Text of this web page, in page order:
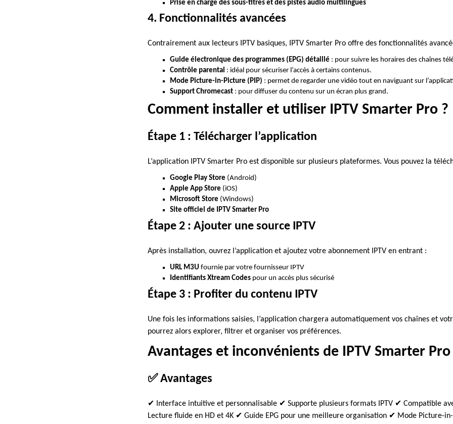
Prise en charge des sous-titres et des pistes audio multilingues
4. Fonctionnalités avancées
Contrairement aux lecteurs IPTV basiques, IPTV Smarter Pro offre des fonctionnalités
Guide électronique des programmes (EPG) détaillé : pour suivre les horaires des chaînes
Contrôle parental : idéal pour sécuriser l’accès à certains contenus.
Mode Picture-in-Picture (PIP) : permet de regarder une vidéo tout en naviguant sur
Support Chromecast : pour diffuser du contenu sur un écran plus grand.
Comment installer et utiliser IPTV Smarter Pro ?
Étape 1 : Télécharger l’application
L’application IPTV Smarter Pro est disponible sur plusieurs plateformes. Vous pouvez la
Google Play Store (Android)
Apple App Store (iOS)
Microsoft Store (Windows)
Site officiel de IPTV Smarter Pro
Étape 2 : Ajouter une source IPTV
Après installation, ouvrez l’application et ajoutez votre abonnement IPTV en entrant :
URL M3U fournie par votre fournisseur IPTV
Identifiants Xtream Codes pour un accès plus sécurisé
Étape 3 : Profiter du contenu IPTV
Une fois les informations saisies, l’application chargera automatiquement vos chaînes et
pourrez alors explorer, filtrer et organiser vos préférences.
Avantages et inconvénients de IPTV Smarter Pro
✅ Avantages
✔ Interface intuitive et personnalisable ✔ Supporte plusieurs formats IPTV ✔ Compatible
Lecture fluide en HD et 4K ✔ Guide EPG pour une meilleure organisation ✔ Mode Picture-in-